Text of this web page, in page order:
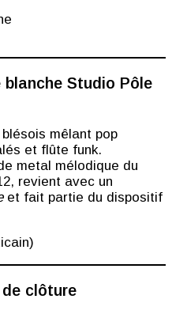
blanche Studio Pôle
blésois mêlant pop
et flûte funk.
metal mélodique du
revient avec un
et fait partie du dispositif
clôture